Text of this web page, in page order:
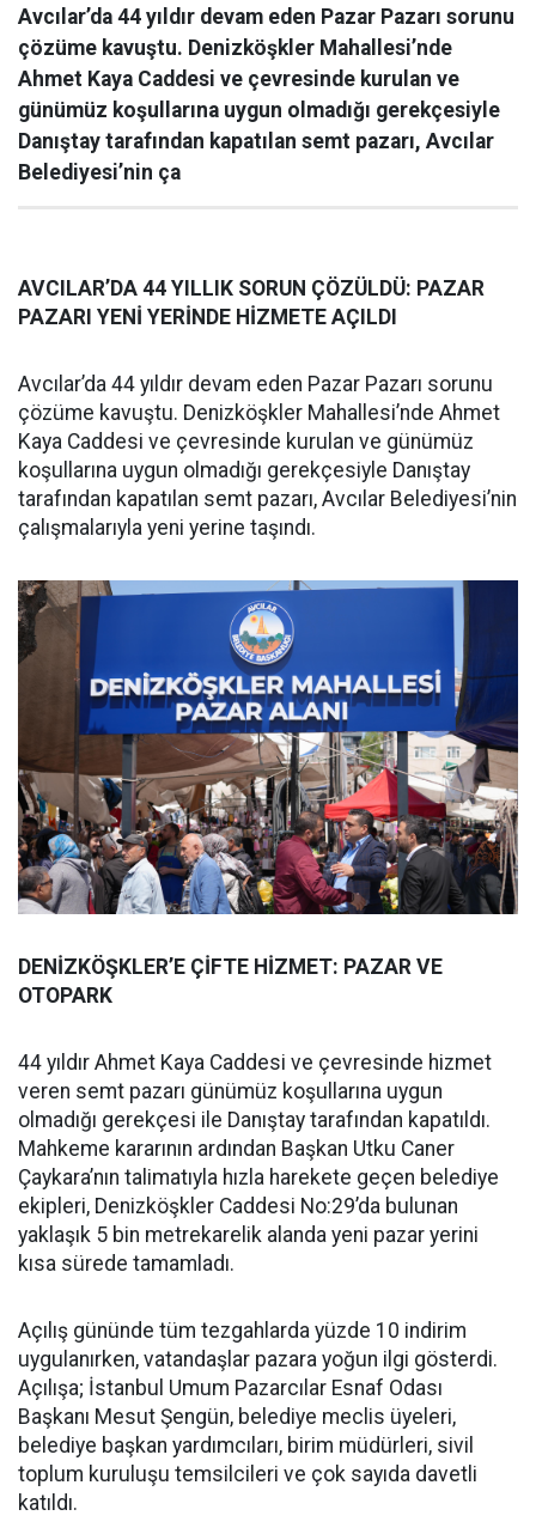
Avcılar’da 44 yıldır devam eden Pazar Pazarı sorunu
çözüme kavuştu. Denizköşkler Mahallesi’nde
Ahmet Kaya Caddesi ve çevresinde kurulan ve
günümüz koşullarına uygun olmadığı gerekçesiyle
Danıştay tarafından kapatılan semt pazarı, Avcılar
Belediyesi’nin ça
AVCILAR’DA 44 YILLIK SORUN ÇÖZÜLDÜ: PAZAR
PAZARI YENİ YERİNDE HİZMETE AÇILDI
Avcılar’da 44 yıldır devam eden Pazar Pazarı sorunu
çözüme kavuştu. Denizköşkler Mahallesi’nde Ahmet
Kaya Caddesi ve çevresinde kurulan ve günümüz
koşullarına uygun olmadığı gerekçesiyle Danıştay
tarafından kapatılan semt pazarı, Avcılar Belediyesi’nin
çalışmalarıyla yeni yerine taşındı.
DENİZKÖŞKLER’E ÇİFTE HİZMET: PAZAR VE
OTOPARK
44 yıldır Ahmet Kaya Caddesi ve çevresinde hizmet
veren semt pazarı günümüz koşullarına uygun
olmadığı gerekçesi ile Danıştay tarafından kapatıldı.
Mahkeme kararının ardından Başkan Utku Caner
Çaykara’nın talimatıyla hızla harekete geçen belediye
ekipleri, Denizköşkler Caddesi No:29’da bulunan
yaklaşık 5 bin metrekarelik alanda yeni pazar yerini
kısa sürede tamamladı.
Açılış gününde tüm tezgahlarda yüzde 10 indirim
uygulanırken, vatandaşlar pazara yoğun ilgi gösterdi.
Açılışa; İstanbul Umum Pazarcılar Esnaf Odası
Başkanı Mesut Şengün, belediye meclis üyeleri,
belediye başkan yardımcıları, birim müdürleri, sivil
toplum kuruluşu temsilcileri ve çok sayıda davetli
katıldı.